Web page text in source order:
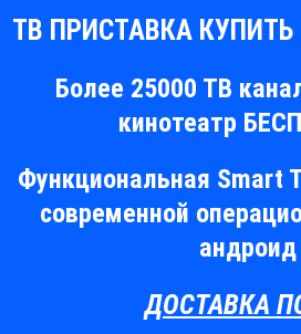
ТВ ПРИСТАВКА
Более 25000 ТВ
кинотеатр
Функциональная Smart
современной
андроид
ДОСТАВКА